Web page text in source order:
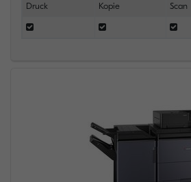
Druck Kopie Scan